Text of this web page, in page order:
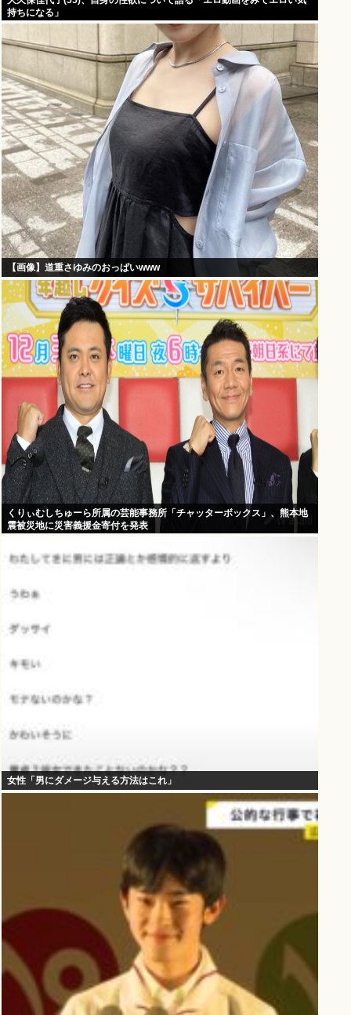
持ちになる」
【画像】道重さゆみのおっぱいwww
くりぃむしちゅーら所属の芸能事務所「チャッターボックス」、熊本地
震被災地に災害義援金寄付を発表
女性「男にダメージ与える方法はこれ」